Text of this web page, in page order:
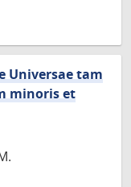
Universae tam
minoris et